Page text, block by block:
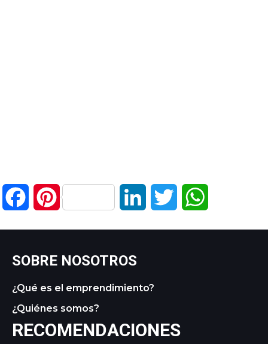
FacebookPinterest LinkedIn Twitter
SOBRE NOSOTROS
¿Qué es el emprendimiento?
¿Quiénes somos?
RECOMENDACIONES